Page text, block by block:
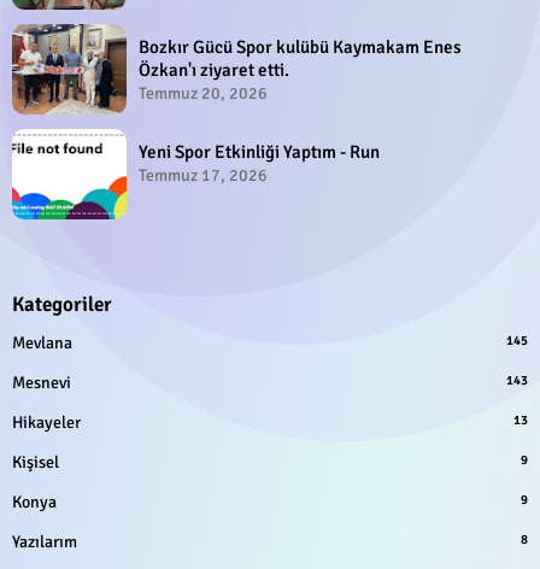
Bozkır Gücü Spor kulübü Kaymakam Enes
Özkan'ı ziyaret etti.
Temmuz 20, 2026
Yeni Spor Etkinliği Yaptım - Run
Temmuz 17, 2026
Kategoriler
Mevlana 145
Mesnevi 143
Hikayeler 13
Kişisel 9
Konya 9
Yazılarım 8